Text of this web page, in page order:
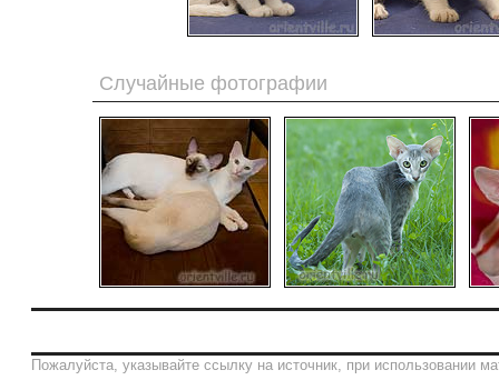
Случайные фотографии
Пожалуйста, указывайте ссылку на источник, при использовании